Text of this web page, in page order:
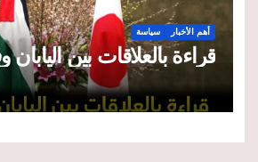
أهم الأخبار سياسة
قراءة بالعلاقات بين